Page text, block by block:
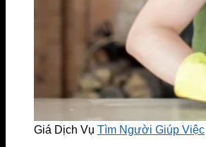
Giá Dịch Vụ Tìm Người Giúp Việc